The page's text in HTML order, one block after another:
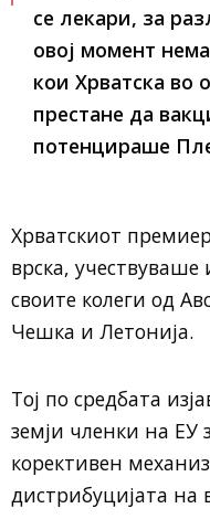
се лекари, за
овој момент
кои Хрватска во
престане да
потенцираше
Хрватскиот
врска,
своите колеги од
Чешка и Летонија.
Тој по средбата
земји членки на ЕУ
корективен
дистрибуцијата на